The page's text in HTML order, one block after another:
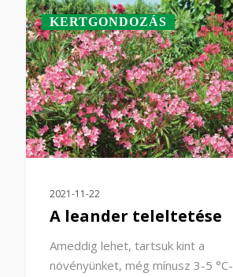
KERTGONDOZÁS
2021-11-22
A leander teleltetése
Ameddig lehet, tartsuk kint a
növényünket, még mínusz 3-5 °C-